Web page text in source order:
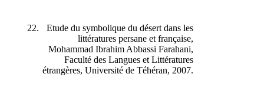
Etude du symbolique du désert dans les
littératures persane et française,
Mohammad Ibrahim Abbassi Farahani,
Faculté des Langues et Littératures
étrangères, Université de Téhéran, 2007.